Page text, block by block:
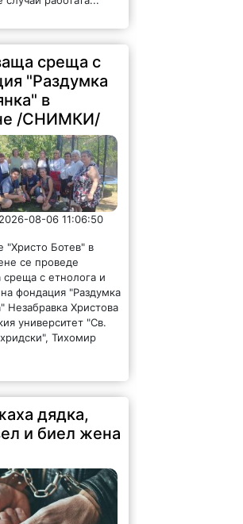
08-06 11:06:50
"Христо Ботев" в
се проведе
среща с етнолога и
фондация "Раздумка
Незабравка Христова
университет "Св.
Тихомир
дядка,
и биел жена
08-06 11:04:56
от село Комарево е
жената с която
на областната
МВР-Враца вчера в